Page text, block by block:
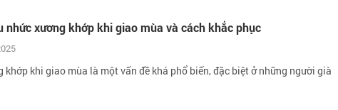
nhức xương khớp khi giao mùa và cách khắc phục
khớp khi giao mùa là một vấn đề khá phổ biến, đặc biệt ở những người già